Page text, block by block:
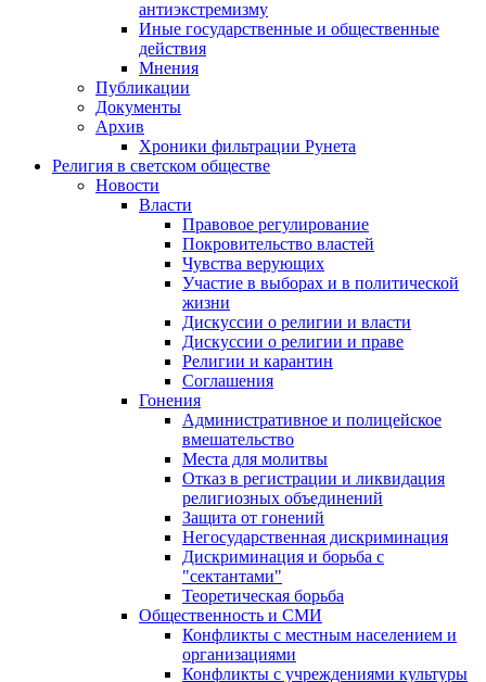
антиэкстремизму
Иные государственные и общественные
действия
Мнения
Публикации
Документы
Архив
Хроники фильтрации Рунета
Религия в светском обществе
Новости
Власти
Правовое регулирование
Покровительство властей
Чувства верующих
Участие в выборах и в политической
жизни
Дискуссии о религии и власти
Дискуссии о религии и праве
Религии и карантин
Соглашения
Гонения
Административное и полицейское
вмешательство
Места для молитвы
Отказ в регистрации и ликвидация
религиозных объединений
Защита от гонений
Негосударственная дискриминация
Дискриминация и борьба с
"сектантами"
Теоретическая борьба
Общественность и СМИ
Конфликты с местным населением и
организациями
Конфликты с учреждениями культуры